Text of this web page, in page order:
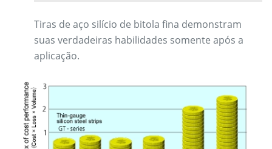
Tiras de aço silício de bitola fina demonstram
suas verdadeiras habilidades somente após a
aplicação.